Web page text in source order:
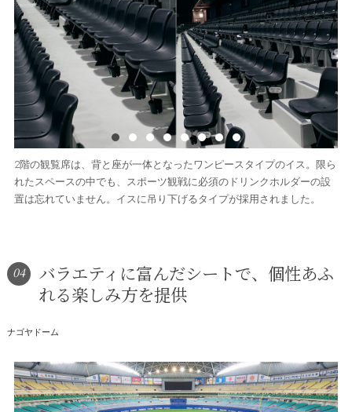
2階の観覧席は、背と座が一体となったワンピースタイプのイス。限ら
れたスペースの中でも、スポーツ観戦に必須のドリンクホルダーの設
置は忘れていません。イスに吊り下げるタイプが採用されました。
04
バラエティに富んだシートで、個性あふ
れる楽しみ方を提供
ナゴヤドーム